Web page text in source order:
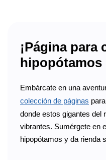
¡Página para
hipopótamos
Embárcate en una
colección de páginas
donde estos gigantes del
vibrantes. Sumérgete en
hipopótamos y da rienda